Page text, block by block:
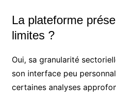
La plateforme
limites ?
Oui, sa granularité
son interface peu
certaines analyses